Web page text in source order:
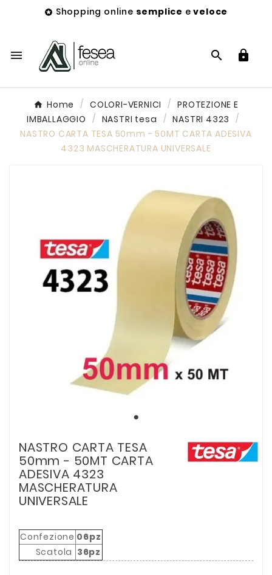
 Shopping online semplice eveloce
  
Home COLORI-VERNICI
PROTEZIONE E
IMBALLAGGIO
NASTRI tesa
NASTRI 4323
NASTRO CARTA TESA 50mm - 50MT CARTA ADESIVA
4323 MASCHERATURA UNIVERSALE
NASTRO CARTA TESA
50mm - 50MT CARTA
ADESIVA 4323
MASCHERATURA
UNIVERSALE
Confezione 06pz
Scatola 36pz